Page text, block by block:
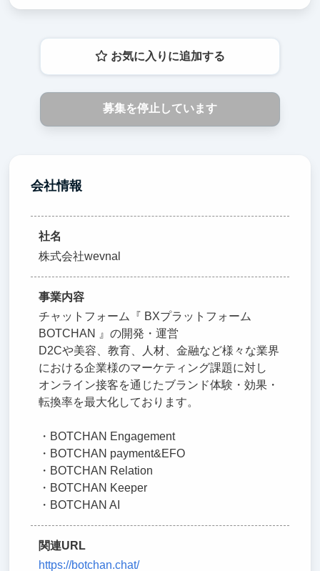
お気に入りに追加する
募集を停止しています
会社情報
社名
株式会社wevnal
事業内容
チャットフォーム『 BXプラットフォーム
BOTCHAN 』の開発・運営
D2Cや美容、教育、人材、金融など様々な業界
における企業様のマーケティング課題に対し
オンライン接客を通じたブランド体験・効果・
転換率を最大化しております。
・BOTCHAN Engagement
・BOTCHAN payment&EFO
・BOTCHAN Relation
・BOTCHAN Keeper
・BOTCHAN AI
関連URL
https://botchan.chat/